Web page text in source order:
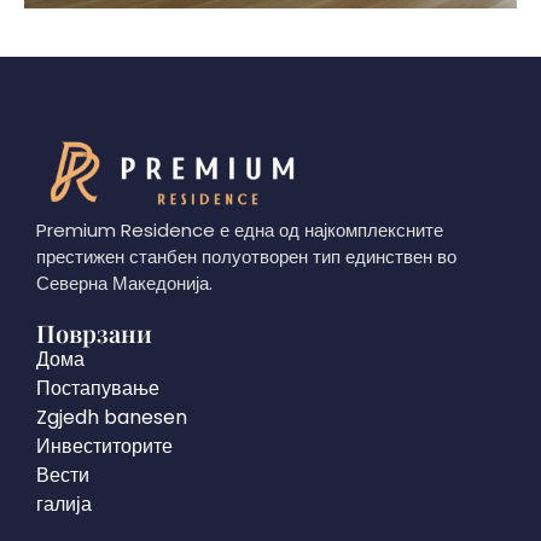
Premium Residence е една од најкомплексните
престижен станбен полуотворен тип единствен во
Северна Македонија.
Поврзани
Дома
Постапување
Zgjedh banesen
Инвеститорите
Вести
галија